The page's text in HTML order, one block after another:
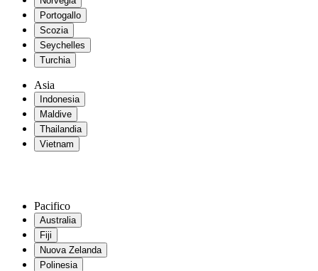
Portogallo
Scozia
Seychelles
Turchia
Asia
Indonesia
Maldive
Thailandia
Vietnam
Pacifico
Australia
Fiji
Nuova Zelanda
Polinesia